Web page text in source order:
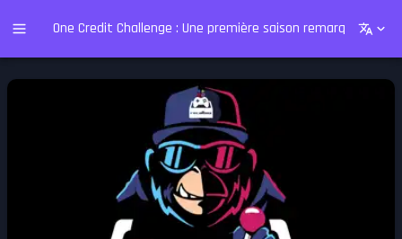
One Credit Challenge : Une première saison remarquable !